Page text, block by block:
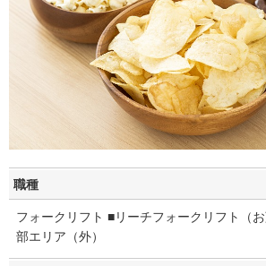
職種
フォークリフト ■リーチフォークリフト（
部エリア（外）